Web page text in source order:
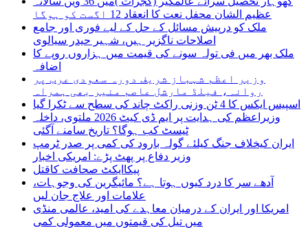
عظیم الشان محفل نعت کا انعقاد 12 اگست کو ہوگا
ملک کو درپیش مسائل کے حل کے لیے فوری اور جامع
اصلاحات ناگزیر ہیں، شہیر حیدر سیالوی
ملک بھر میں فی تولہ سونے کی قیمت میں ہزاروں روپے کا
اضافہ
وزیر اعظم شہباز شریف دورہ سعودی عرب پر
روانہ، فیلڈ مارشل عاصم منیر بھی ہمراہ
اسپیس ایکس کا 4 ٹن وزنی راکٹ چاند کی سطح سے ٹکرا گیا
وزیراعظم کی ہدایت پر ایم ڈی کیٹ 2026 ملتوی، داخلہ
ٹیسٹ کب ہوگا؟ تاریخ سامنے آگئی
ایران کیخلاف جنگ کیلئے گولہ بارود کی کمی پر صدر ٹرمپ
وزیر دفاع پر پھٹ پڑے: امریکی اخبار
پیکاایکٹ صحافت کاقتل
آدھے سر کا درد کیوں ہوتا ہے؟ مائیگرین کی وجوہات،
علامات اور علاج جان لیں
امریکا اور ایران کے درمیان معاہدے کی امید، عالمی منڈی
میں تیل کی قیمتوں میں معمولی کمی